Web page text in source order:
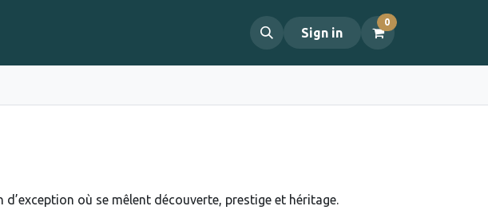
Sign in
0
où se mêlent découverte, prestige et héritage.